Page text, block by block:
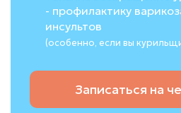
- профилактику
инсультов
(особенно, если вы
Записаться на